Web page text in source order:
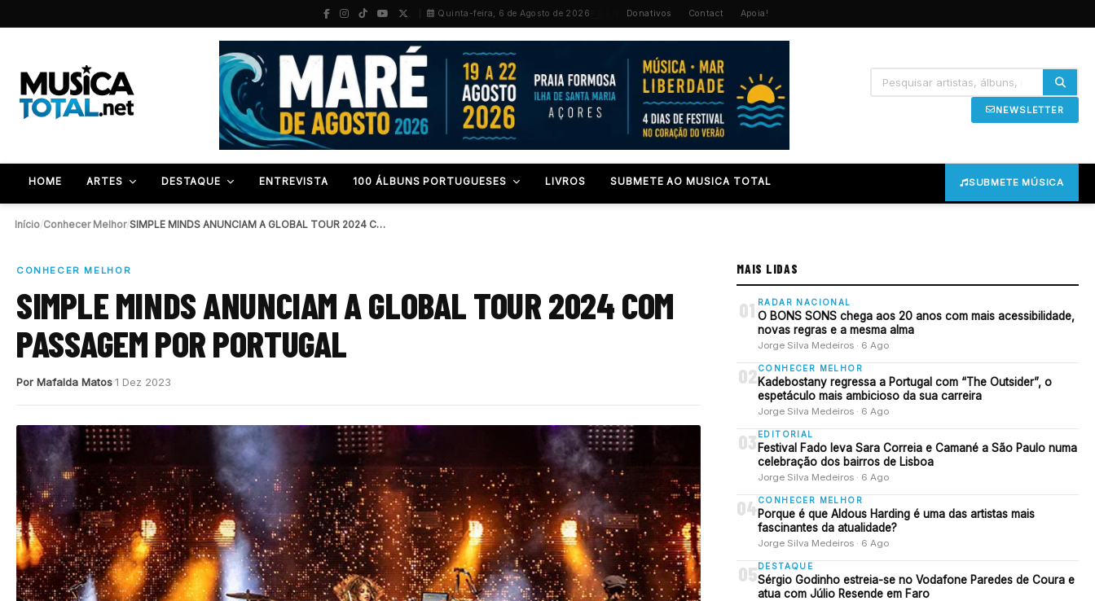
Quinta-feira, 6 de Agosto de 2026 Donativos Contact Apoia!
NEWSLETTER
HOME ARTES DESTAQUE ENTREVISTA 100 ÁLBUNS PORTUGUESES LIVROS SUBMETE AO MUSICA TOTAL SUBMETE MÚSICA
Início Conhecer Melhor/ SIMPLE MINDS ANUNCIAM A GLOBAL TOUR 2024 COM…
CONHECER MELHOR
SIMPLE MINDS ANUNCIAM A GLOBAL TOUR 2024 COM
PASSAGEM POR PORTUGAL
Por Mafalda Matos1 Dez 2023
MAIS LIDAS
01 RADAR NACIONAL
O BONS SONS chega aos 20 anos com mais acessibilidade,
novas regras e a mesma alma
Jorge Silva Medeiros · 6 Ago
02 CONHECER MELHOR
Kadebostany regressa a Portugal com “The Outsider”, o
espetáculo mais ambicioso da sua carreira
Jorge Silva Medeiros · 6 Ago
03 EDITORIAL
Festival Fado leva Sara Correia e Camané a São Paulo numa
celebração dos bairros de Lisboa
Jorge Silva Medeiros · 6 Ago
04CONHECER MELHOR
Porque é que Aldous Harding é uma das artistas mais
fascinantes da atualidade?
Jorge Silva Medeiros · 6 Ago
05 DESTAQUE
Sérgio Godinho estreia-se no Vodafone Paredes de Coura e
atua com Júlio Resende em Faro